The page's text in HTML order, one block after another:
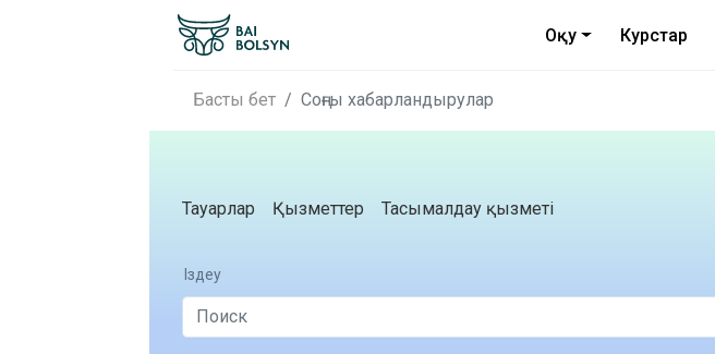
Оқу Курстар
Басты бет Соңғы хабарландырулар
Тауарлар Қызметтер Тасымалдау қызметі
Іздеу